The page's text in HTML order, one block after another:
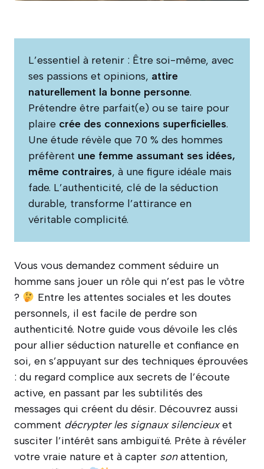
L’essentiel à retenir : Être soi-même, avec
ses passions et opinions, attire
naturellement la bonne personne.
Prétendre être parfait(e) ou se taire pour
plaire crée des connexions superficielles.
Une étude révèle que 70 % des hommes
préfèrent une femme assumant ses idées,
même contraires, à une figure idéale mais
fade. L’authenticité, clé de la séduction
durable, transforme l’attirance en
véritable complicité.
Vous vous demandez comment séduire un
homme sans jouer un rôle qui n’est pas le vôtre
?
Entre les attentes sociales et les doutes
personnels, il est facile de perdre son
authenticité. Notre guide vous dévoile les clés
pour allier séduction naturelle et confiance en
soi, en s’appuyant sur des techniques éprouvées
: du regard complice aux secrets de l’écoute
active, en passant par les subtilités des
messages qui créent du désir. Découvrez aussi
comment décrypter les signaux silencieuxet
susciter l’intérêt sans ambiguïté. Prête à révéler
votre vraie nature et à capter sonattention,